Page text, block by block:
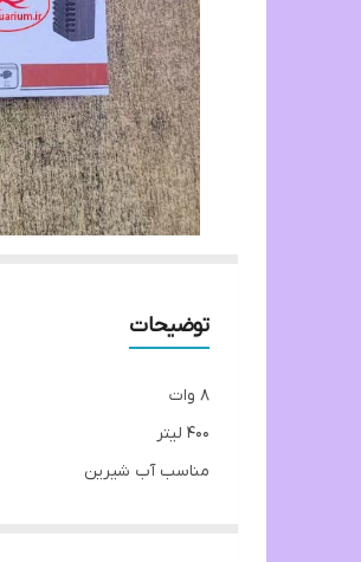
توضیحات
8 وات
400 لیتر
مناسب آب شیرین